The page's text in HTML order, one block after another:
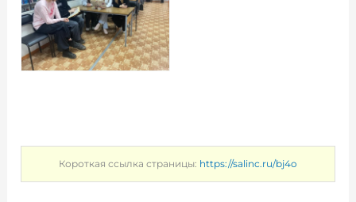
Короткая ссылка страницы: https://salinc.ru/bj4o